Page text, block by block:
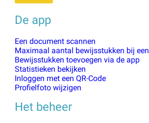
De app
Een document scannen
Maximaal aantal bewijsstukken bij
Bewijsstukken toevoegen via de app
Statistieken bekijken
Inloggen met een QR-Code
Profielfoto wijzigen
Het beheer